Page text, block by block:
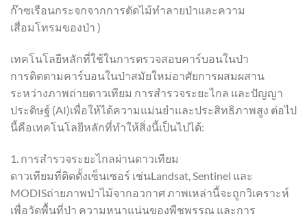
ก๊าซเรือนกระจกจากการตัดไม้ทำลายป่าและความ
เสื่อมโทรมของป่า )
เทคโนโลยีหลักที่ใช้ในการตรวจสอบคาร์บอนในป่า
การติดตามคาร์บอนในป่าสมัยใหม่อาศัยการผสมผสาน
ระหว่างภาพถ่ายดาวเทียม การสำรวจระยะไกล และปัญญา
ประดิษฐ์ (AI)เพื่อให้ได้ความแม่นยำและประสิทธิภาพสูง ต่อไป
นี้คือเทคโนโลยีหลักที่ทำให้สิ่งนี้เป็นไปได้:
1. การสำรวจระยะไกลผ่านดาวเทียม
ดาวเทียมที่ติดตั้งเซ็นเซอร์ เช่นLandsat, Sentinel และ
MODISถ่ายภาพป่าไม้จากอวกาศ ภาพเหล่านี้จะถูกวิเคราะห์
เพื่อวัดพื้นที่ป่า ความหนาแน่นของพืชพรรณ และการ